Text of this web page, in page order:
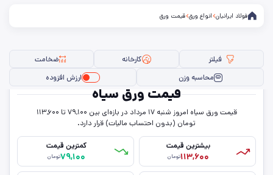
فولاد ایرانیان انواع ورق قیمت ورق
فیلتر کارخانه
ضخامت
محاسبه وزن
ارزش افزوده
قیمت ورق سیاه
قیمت ورق سیاه امروز شنبه ۱۷ مرداد در بازه‌ای بین ۷۹,۱۰۰ تا ۱۱۳,۶۰۰
تومان (بدون احتساب مالیات) قرار دارد.
بیشترین قیمت
۱۱۳,۶۰۰تومان
کمترین قیمت
۷۹,۱۰۰تومان